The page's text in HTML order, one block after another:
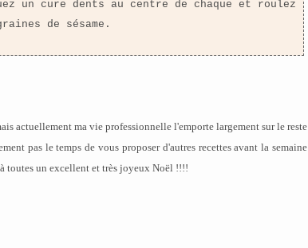
un cure dents au centre de chaque et roulez
de sésame.
actuellement ma vie professionnelle l'emporte largement sur le reste
pas le temps de vous proposer d'autres recettes avant la semaine
toutes un excellent et très joyeux Noël !!!!